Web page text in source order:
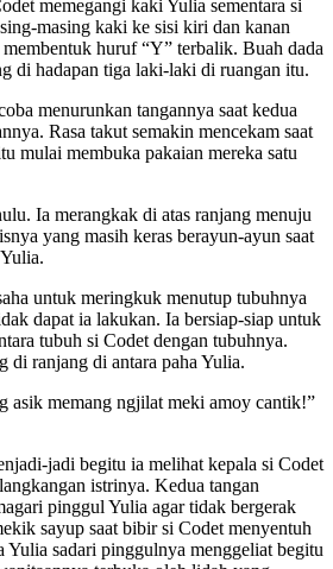
memegangi kaki Yulia sementara si
masing kaki ke sisi kiri dan kanan
huruf “Y” terbalik. Buah dada
di hadapan tiga laki-laki di ruangan itu.
menurunkan tangannya saat kedua
Rasa takut semakin mencekam saat
mulai membuka pakaian mereka satu
Ia merangkak di atas ranjang menuju
yang masih keras berayun-ayun saat
untuk meringkuk menutup tubuhnya
dapat ia lakukan. Ia bersiap-siap untuk
tubuh si Codet dengan tubuhnya.
di ranjang di antara paha Yulia.
asik memang ngjilat meki amoy cantik!”
jadi begitu ia melihat kepala si Codet
istrinya. Kedua tangan
pinggul Yulia agar tidak bergerak
sayup saat bibir si Codet menyentuh
Yulia sadari pinggulnya menggeliat begitu